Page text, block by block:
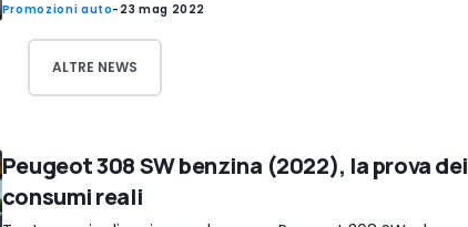
Promozioni auto- 23 mag 2022
ALTRE NEWS
Peugeot 308 SW benzina (2022), la prova dei
consumi reali